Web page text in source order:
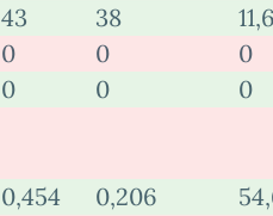
43 38
0 0
0
0 0
0
0,454 0,206